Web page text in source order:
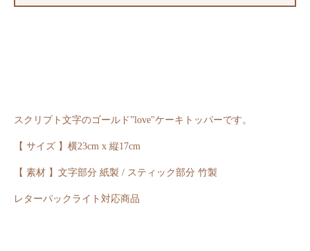
スクリプト文字のゴールド”love"ケーキトッパーです。
【 サイズ 】横23cm x 縦17cm
【 素材 】文字部分 紙製 / スティック部分 竹製
レターパックライト対応商品